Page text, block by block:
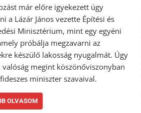
már előre igyekezett úgy
a Lázár János vezette Építési és
Minisztérium, mint egy egyéni
próbálja megzavarni az
készülő lakosság nyugalmát. Úgy
valóság megint köszönőviszonyban
miniszter szavaival.
OLVASOM